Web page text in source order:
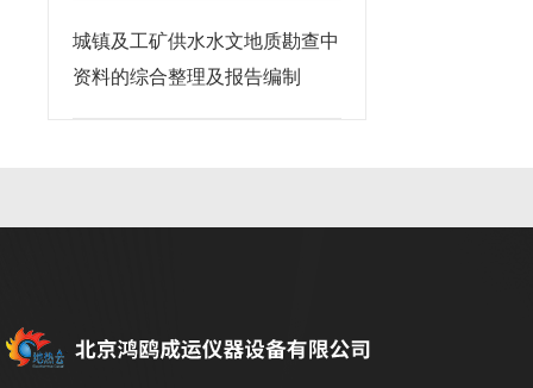
城镇及工矿供水水文地质勘查中
资料的综合整理及报告编制